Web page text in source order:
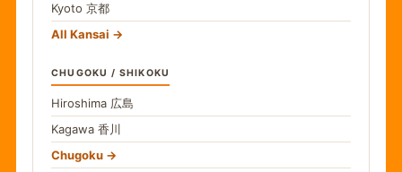
Kyoto 京都
All Kansai
CHUGOKU / SHIKOKU
Hiroshima 広島
Kagawa 香川
Chugoku